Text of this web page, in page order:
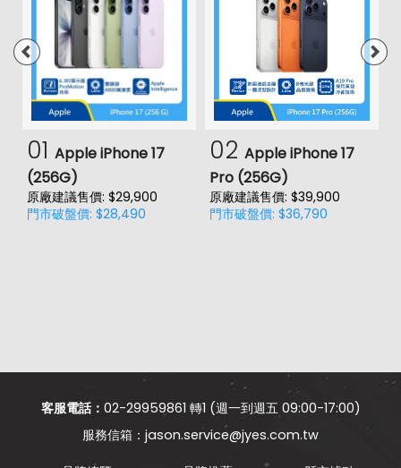
01 Apple iPhone 17
(256G)
原廠建議售價: $29,900
門市破盤價: $28,490
02 Apple iPhone 17
Pro (256G)
原廠建議售價: $39,900
門市破盤價: $36,790
客服電話： 02-29959861 轉1 (週一到週五 09:00-17:00)
jason.service@jyes.com.tw